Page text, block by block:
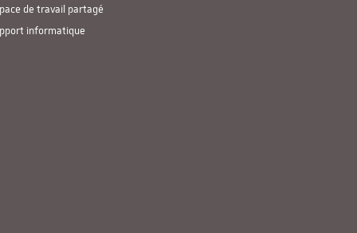
de travail partagé
informatique